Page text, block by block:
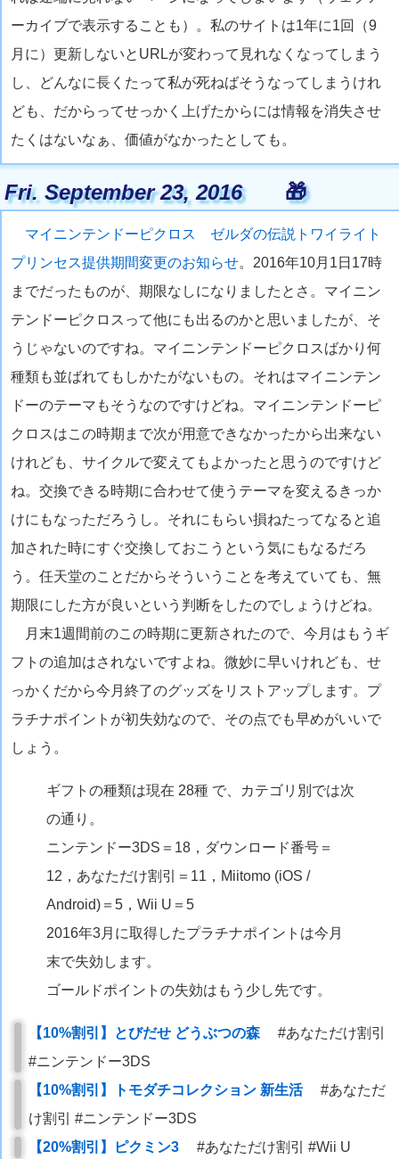
ーカイブで表示することも）。私のサイトは1年に1回（9
月に）更新しないとURLが変わって見れなくなってしまう
し、どんなに長くたって私が死ねばそうなってしまうけれ
ども、だからってせっかく上げたからには情報を消失させ
たくはないなぁ、価値がなかったとしても。
Fri. September 23, 2016🎁
マイニンテンドーピクロス ゼルダの伝説トワイライト
プリンセス提供期間変更のお知らせ。2016年10月1日17時
までだったものが、期限なしになりましたとさ。マイニン
テンドーピクロスって他にも出るのかと思いましたが、そ
うじゃないのですね。マイニンテンドーピクロスばかり何
種類も並ばれてもしかたがないもの。それはマイニンテン
ドーのテーマもそうなのですけどね。マイニンテンドーピ
クロスはこの時期まで次が用意できなかったから出来ない
けれども、サイクルで変えてもよかったと思うのですけど
ね。交換できる時期に合わせて使うテーマを変えるきっか
けにもなっただろうし。それにもらい損ねたってなると追
加された時にすぐ交換しておこうという気にもなるだろ
う。任天堂のことだからそういうことを考えていても、無
期限にした方が良いという判断をしたのでしょうけどね。
月末1週間前のこの時期に更新されたので、今月はもうギ
フトの追加はされないですよね。微妙に早いけれども、せ
っかくだから今月終了のグッズをリストアップします。プ
ラチナポイントが初失効なので、その点でも早めがいいで
しょう。
ギフトの種類は現在 28種 で、カテゴリ別では次
の通り。
ニンテンドー3DS＝18，ダウンロード番号＝
12，あなただけ割引＝11，Miitomo (iOS /
Android)＝5，Wii U＝5
2016年3月に取得したプラチナポイントは今月
末で失効します。
ゴールドポイントの失効はもう少し先です。
【10%割引】とびだせ どうぶつの森
#あなただけ割引
#ニンテンドー3DS
【10%割引】トモダチコレクション 新生活
#あなただ
け割引 #ニンテンドー3DS
【20%割引】ピクミン3
#あなただけ割引 #Wii U